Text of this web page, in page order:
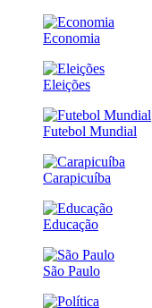
Economia
Eleições
Futebol Mundial
Carapicuíba
Educação
São Paulo